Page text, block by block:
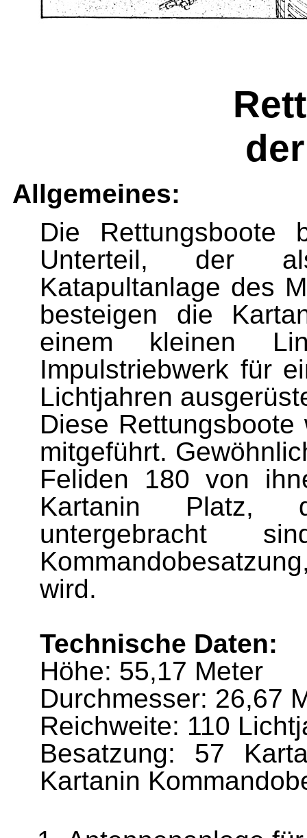
Allgemeines:
Die Rettungsboote
Unterteil, der
Katapultanlage des
besteigen die
einem kleinen
Impulstriebwerk für
Lichtjahren
Diese
mit­geführt.
Feliden 180 von
Kartanin Platz,
untergebracht
wird.
Technische Daten:
Höhe: 55,17 Meter
Durchmesser: 26,67
Reichweite: 110
Besatzung: 57
Kartanin